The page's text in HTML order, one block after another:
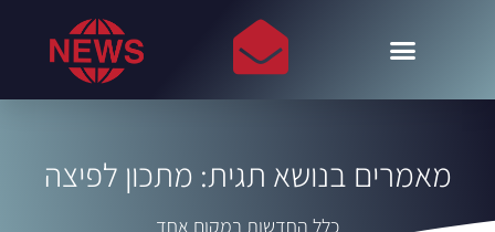
מאמרים בנושא תגית: מתכון לפיצה
כלל החדשות במקום אחד